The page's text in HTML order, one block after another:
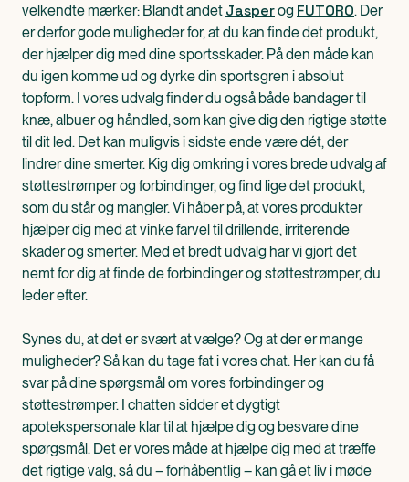
velkendte mærker: Blandt andet Jasperog FUTORO. Der
er derfor gode muligheder for, at du kan finde det produkt,
der hjælper dig med dine sportsskader. På den måde kan
du igen komme ud og dyrke din sportsgren i absolut
topform. I vores udvalg finder du også både bandager til
knæ, albuer og håndled, som kan give dig den rigtige støtte
til dit led. Det kan muligvis i sidste ende være dét, der
lindrer dine smerter. Kig dig omkring i vores brede udvalg af
støttestrømper og forbindinger, og find lige det produkt,
som du står og mangler. Vi håber på, at vores produkter
hjælper dig med at vinke farvel til drillende, irriterende
skader og smerter. Med et bredt udvalg har vi gjort det
nemt for dig at finde de forbindinger og støttestrømper, du
leder efter.
Synes du, at det er svært at vælge? Og at der er mange
muligheder? Så kan du tage fat i vores chat. Her kan du få
svar på dine spørgsmål om vores forbindinger og
støttestrømper. I chatten sidder et dygtigt
apotekspersonale klar til at hjælpe dig og besvare dine
spørgsmål. Det er vores måde at hjælpe dig med at træffe
det rigtige valg, så du – forhåbentlig – kan gå et liv i møde